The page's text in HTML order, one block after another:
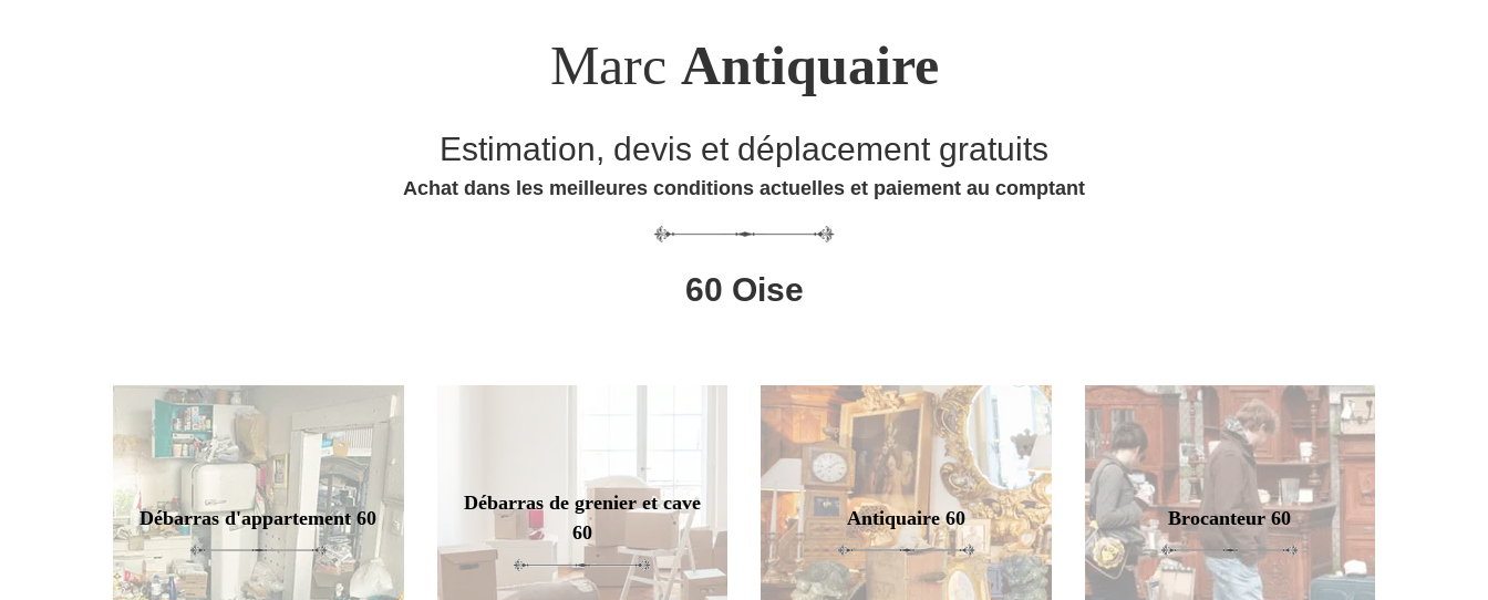
Marc Antiquaire
Estimation, devis et déplacement gratuits
Achat dans les meilleures conditions actuelles et paiement au comptant
60 Oise
Débarras d'appartement 60
Débarras de grenier et cave
60
Antiquaire 60 Brocanteur 60